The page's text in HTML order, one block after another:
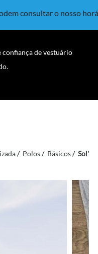
consultar o nosso
confiança de vestuário
Polos Básicos Sol's